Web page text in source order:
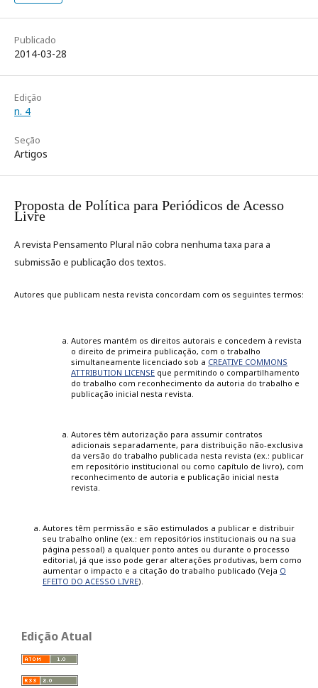
Publicado
2014-03-28
Edição
n. 4
Seção
Artigos
Proposta de Política para Periódicos de Acesso
Livre
A revista Pensamento Plural não cobra nenhuma taxa para a
submissão e publicação dos textos.
Autores que publicam nesta revista concordam com os seguintes termos:
Autores mantém os direitos autorais e concedem à revista
o direito de primeira publicação, com o trabalho
simultaneamente licenciado sob a CREATIVE COMMONS
ATTRIBUTION LICENSE que permitindo o compartilhamento
do trabalho com reconhecimento da autoria do trabalho e
publicação inicial nesta revista.
Autores têm autorização para assumir contratos
adicionais separadamente, para distribuição não-exclusiva
da versão do trabalho publicada nesta revista (ex.: publicar
em repositório institucional ou como capítulo de livro), com
reconhecimento de autoria e publicação inicial nesta
revista.
Autores têm permissão e são estimulados a publicar e distribuir
seu trabalho online (ex.: em repositórios institucionais ou na sua
página pessoal) a qualquer ponto antes ou durante o processo
editorial, já que isso pode gerar alterações produtivas, bem como
aumentar o impacto e a citação do trabalho publicado (Veja O
EFEITO DO ACESSO LIVRE).
Edição Atual